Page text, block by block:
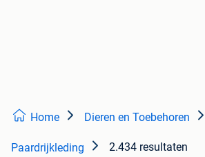
Home Dieren en Toebehoren
Paardrijkleding 2.434 resultaten